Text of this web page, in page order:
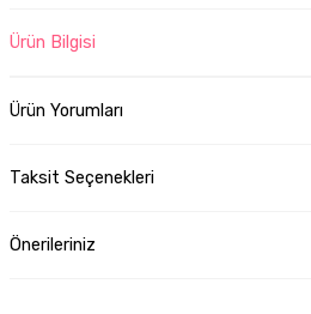
Ürün Bilgisi
Ürün Yorumları
Taksit Seçenekleri
Önerileriniz